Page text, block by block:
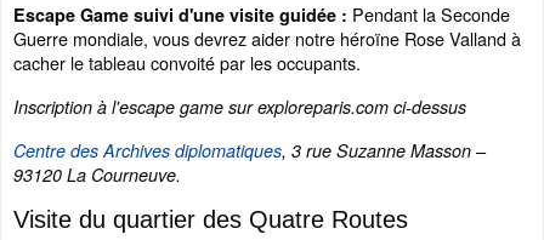
Escape Game suivi d'une visite guidée : Pendant la Seconde
Guerre mondiale, vous devrez aider notre héroïne Rose Valland à
cacher le tableau convoité par les occupants.
Inscription à l'escape game sur exploreparis.com ci-dessus
Centre des Archives diplomatiques, 3 rue Suzanne Masson –
93120 La Courneuve.
Visite du quartier des Quatre Routes